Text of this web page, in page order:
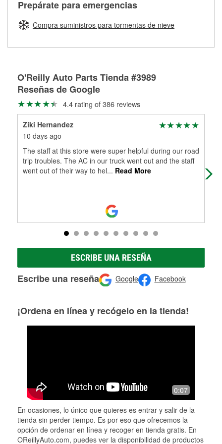
Herramientas de O'Reilly
pueden ser reutilizados, podemos ayudarte a encontrar las
partes de reemplazo correctas para tu reparación.
averiada o determina los acoplamientos y la longitud
adecuados para que te construyamos una nueva. O'Reilly
Auto Parts tiene las mangueras y los acoples adecuados
agrícola o de construcción.
hidráulicas a la medida en tu tienda local
Prepárate para emergencias
Compra suministros para tormentas de nieve
O'Reilly Auto Parts Tienda #3989
Reseñas de Google
4.4 rating of 386 reviews
Ziki Hernandez
10 days ago
The staff at this store were super helpful during our road
trip troubles. The AC in our truck went out and the staff
went out of their way to hel... Read More
ESCRIBE UNA RESEÑA
Escribe una reseña Google Facebook
¡Ordena en línea y recógelo en la tienda!
0:07
En ocasiones, lo único que quieres es entrar y salir de la
tienda sin perder tiempo. Es por eso que ofrecemos la
opción de ordenar en línea y recoger en tienda gratis. En
OReillyAuto.com, puedes ver la disponibilidad de productos